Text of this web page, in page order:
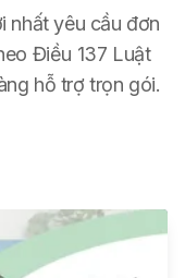
nhất yêu cầu đơn
Điều 137 Luật
hỗ trợ trọn gói.